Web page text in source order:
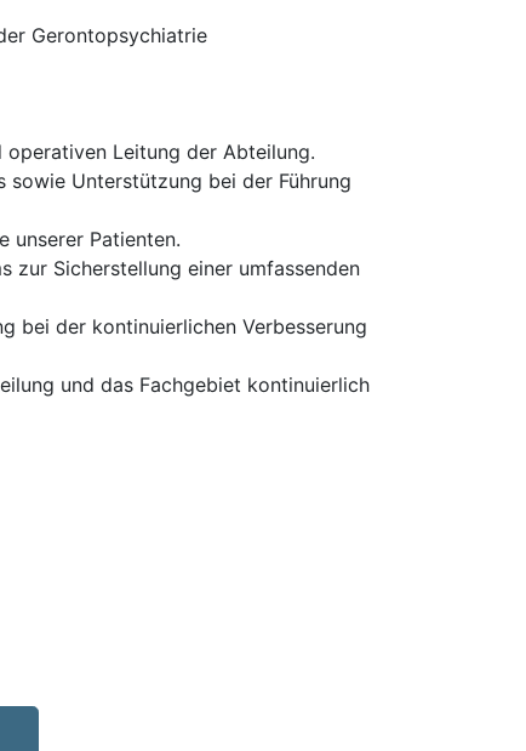
Gerontopsychiatrie
Leitung der Abteilung.
sowie Unterstützung bei der Führung
unserer Patienten.
zur Sicherstellung einer umfassenden
bei der kontinuierlichen Verbesserung
und das Fachgebiet kontinuierlich